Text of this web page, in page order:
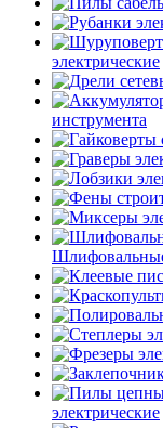
электрические
инструмента
электрические